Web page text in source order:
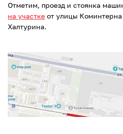
Отметим, проезд и стоянка
на участке от улицы
Халтурина.